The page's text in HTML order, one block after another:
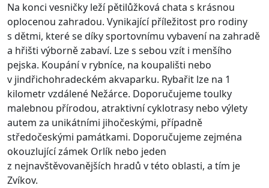
Na konci vesničky leží pětilůžková chata s krásnou
oplocenou zahradou. Vynikající příležitost pro rodiny
s dětmi, které se díky sportovnímu vybavení na zahradě
a hřišti výborně zabaví. Lze s sebou vzít i menšího
pejska. Koupání v rybníce, na koupališti nebo
v jindřichohradeckém akvaparku. Rybařit lze na 1
kilometr vzdálené Nežárce. Doporučujeme toulky
malebnou přírodou, atraktivní cyklotrasy nebo výlety
autem za unikátními jihočeskými, případně
středočeskými památkami. Doporučujeme zejména
okouzlující zámek Orlík nebo jeden
z nejnavštěvovanějších hradů v této oblasti, a tím je
Zvíkov.